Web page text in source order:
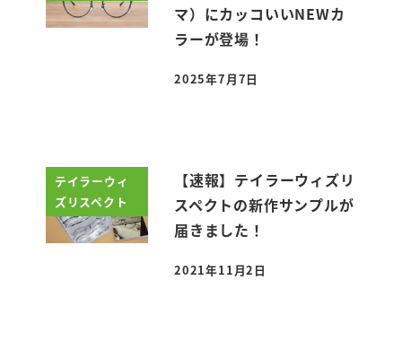
マ）にカッコいいNEWカ
ラーが登場！
投稿日
2025年7月7日
テイラーウィ
ズリスペクト
【速報】テイラーウィズリ
スペクトの新作サンプルが
届きました！
投稿日
2021年11月2日